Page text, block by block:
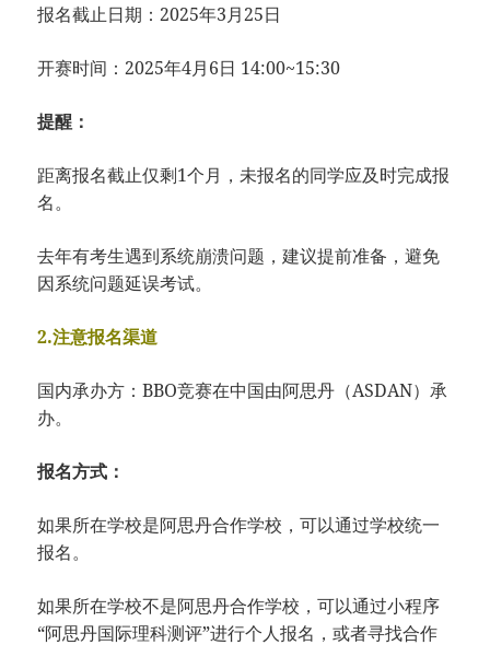
报名截止日期：2025年3月25日
开赛时间：2025年4月6日 14:00~15:30
提醒：
距离报名截止仅剩1个月，未报名的同学应及时完成报
名。
去年有考生遇到系统崩溃问题，建议提前准备，避免
因系统问题延误考试。
2.注意报名渠道
国内承办方：BBO竞赛在中国由阿思丹（ASDAN）承
办。
报名方式：
如果所在学校是阿思丹合作学校，可以通过学校统一
报名。
如果所在学校不是阿思丹合作学校，可以通过小程序
“阿思丹国际理科测评”进行个人报名，或者寻找合作